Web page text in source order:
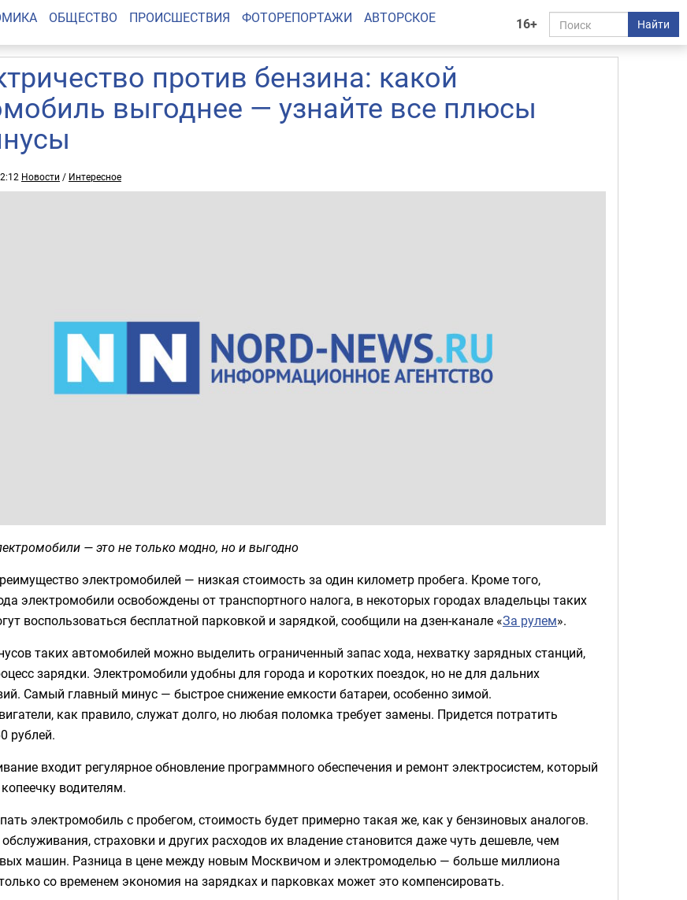
16+ Найти
ОБЩЕСТВО ПРОИСШЕСТВИЯ ФОТОРЕПОРТАЖИ АВТОРСКОЕ
против бензина: какой
выгоднее — узнайте все плюсы
Новости / Интересное
— это не только модно, но и выгодно
электромобилей — низкая стоимость за один километр пробега. Кроме того,
электромобили освобождены от транспортного налога, в некоторых городах владельцы таких
воспользоваться бесплатной парковкой и зарядкой, сообщили на дзен-канале «За рулем».
таких автомобилей можно выделить ограниченный запас хода, нехватку зарядных станций,
зарядки. Электромобили удобны для города и коротких поездок, но не для дальних
Самый главный минус — быстрое снижение емкости батареи, особенно зимой.
как правило, служат долго, но любая поломка требует замены. Придется потратить
рублей.
входит регулярное обновление программного обеспечения и ремонт электросистем, который
водителям.
электромобиль с пробегом, стоимость будет примерно такая же, как у бензиновых аналогов.
обслуживания, страховки и других расходов их владение становится даже чуть дешевле, чем
машин. Разница в цене между новым Москвичом и электромоделью — больше миллиона
со временем экономия на зарядках и парковках может это компенсировать.